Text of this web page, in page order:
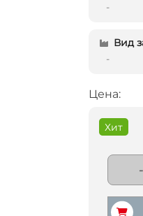
-
Вид
-
Цена:
Хит
-